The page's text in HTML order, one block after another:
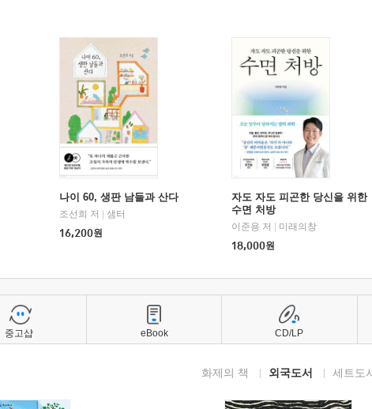
나이 60, 생판 남들과 산다
조선희 저
샘터
16,200원
자도 자도 피곤한 당신을 위한
수면 처방
이준용 저
미래의창
18,000원
화제의 책 외국도서 세트도
중고샵 eBook CD/LP